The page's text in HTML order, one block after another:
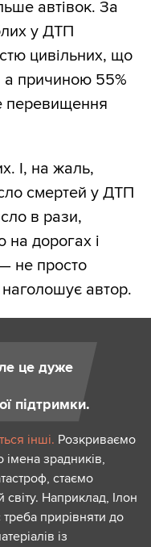
автівок. За
у ДТП
цивільних, що
а причиною 55%
перевищення
І, на жаль,
смертей у ДТП
в рази,
на дорогах і
не просто
автор.
це дуже
підтримки.
інші. Розкриваємо
зрадників,
стаємо
Наприклад, Ілон
прирівняти до
із